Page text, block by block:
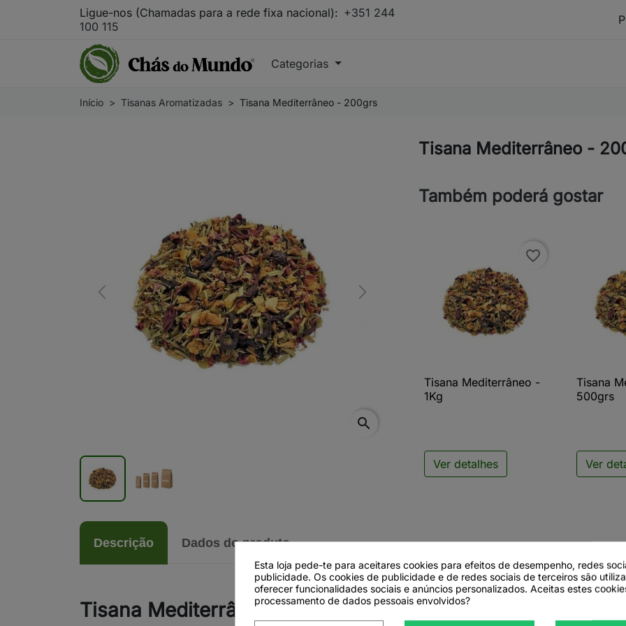
Ligue-nos (Chamadas para a rede fixa nacional): +351 244
100 115
Categorias
Início Tisanas Aromatizadas Tisana Mediterrâneo - 200grs
Previous Next
search
Tisana Mediterrâneo -
Também poderá gostar
favorite_border
 Vista rápida
Tisana Mediterrâneo -
1Kg
Ver detalhes

Tisana
500grs
Ver
Descrição Dados do produto
Tisana Mediterrâneo
Esta loja pede-te para aceitares cookies para efeitos de desempenho, redes
publicidade. Os cookies de publicidade e de redes sociais de terceiros são
oferecer funcionalidades sociais e anúncios personalizados. Aceitas estes
processamento de dados pessoais envolvidos?